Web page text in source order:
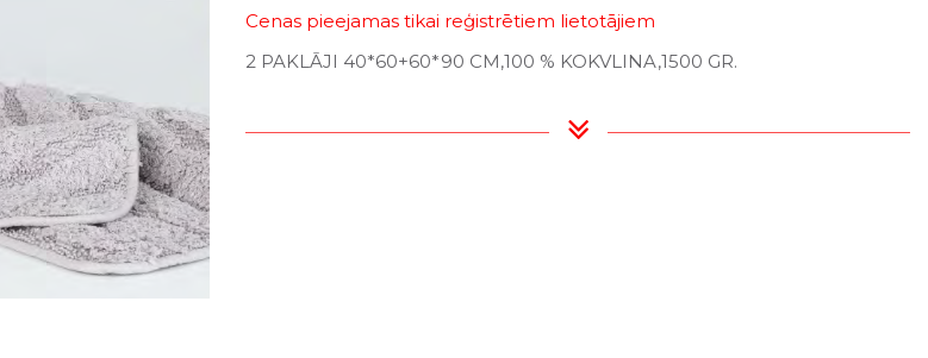
Cenas pieejamas tikai reģistrētiem lietotājiem
2 PAKLĀJI 40*60+60*90 CM,100 % KOKVLINA,1500 GR.